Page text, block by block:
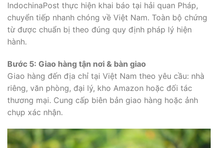
IndochinaPost thực hiện khai báo tại hải quan Pháp,
chuyển tiếp nhanh chóng về Việt Nam. Toàn bộ chứng
từ được chuẩn bị theo đúng quy định pháp lý hiện
hành.
Bước 5: Giao hàng tận nơi & bàn giao
Giao hàng đến địa chỉ tại Việt Nam theo yêu cầu: nhà
riêng, văn phòng, đại lý, kho Amazon hoặc đối tác
thương mại. Cung cấp biên bản giao hàng hoặc ảnh
chụp xác nhận.